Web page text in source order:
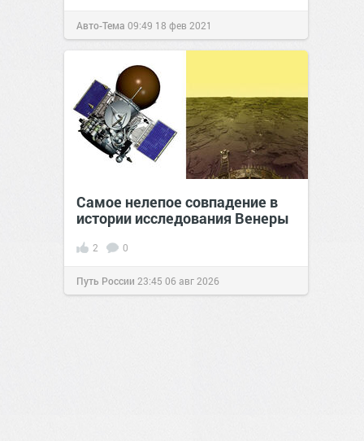
Авто-Тема 09:49 18 фев 2021
Самое нелепое совпадение в
истории исследования Венеры
2 0
Путь России 23:45 06 авг 2026